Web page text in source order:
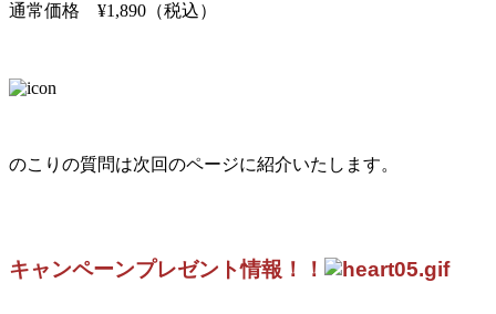
通常価格 ¥1,890（税込）
のこりの質問は次回のページに紹介いたします。
キャンペーンプレゼント情報！！